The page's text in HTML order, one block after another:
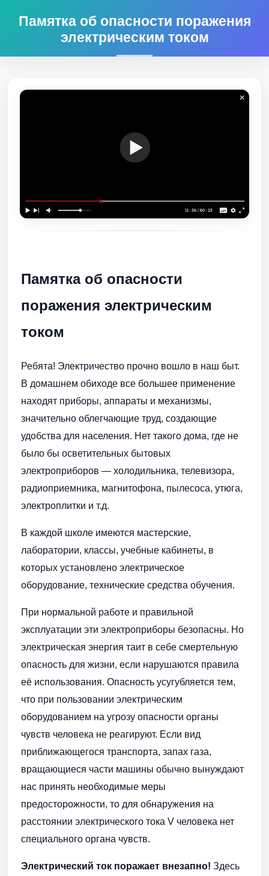
Памятка об опасности поражения
электрическим током
Памятка об опасности
поражения электрическим
током
Ребята! Электричество прочно вошло в наш быт.
В домашнем обиходе все большее применение
находят приборы, аппараты и механизмы,
значительно облегчающие труд, создающие
удобства для населения. Нет такого дома, где не
было бы осветительных бытовых
электроприборов — холодильника, телевизора,
радиоприемника, магнитофона, пылесоса, утюга,
электроплитки и т.д.
В каждой школе имеются мастерские,
лаборатории, классы, учебные кабинеты, в
которых установлено электрическое
оборудование, технические средства обучения.
При нормальной работе и правильной
эксплуатации эти электроприборы безопасны. Но
электрическая энергия таит в себе смертельную
опасность для жизни, если нарушаются правила
её использования. Опасность усугубляется тем,
что при пользовании электрическим
оборудованием на угрозу опасности органы
чувств человека не реагируют. Если вид
приближающегося транспорта, запах газа,
вращающиеся части машины обычно вынуждают
нас принять необходимые меры
предосторожности, то для обнаружения на
расстоянии электрического тока V человека нет
специального органа чувств.
Электрический ток поражает внезапно! Здесь